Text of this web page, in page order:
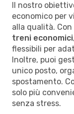
Il nostro
economico per
alla qualità. Con
treni economici
flessibili per
Inoltre, puoi
unico posto,
spostamento.
solo più
senza stress.